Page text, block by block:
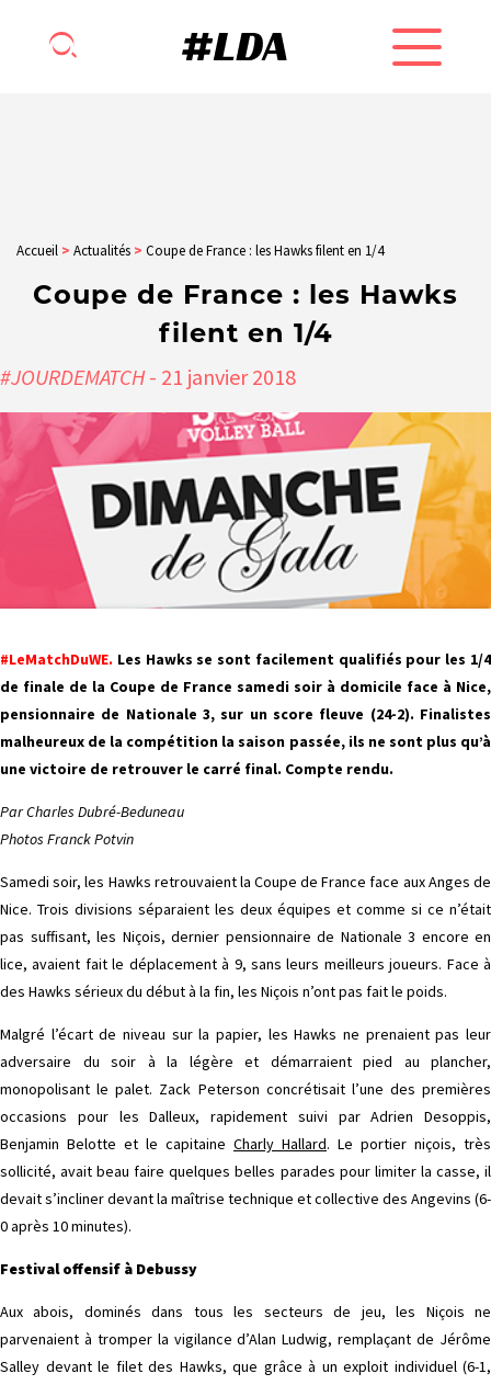
Accueil > Actualités > Coupe de France : les Hawks filent en 1/4
Coupe de France : les Hawks
filent en 1/4
#JOURDEMATCH- 21 janvier2018
#LeMatchDuWE. Les Hawks se sont facilement qualifiés pour les 1/4
de finale de la Coupe de France samedi soir à domicile face à Nice,
pensionnaire de Nationale 3, sur un score fleuve (24-2). Finalistes
malheureux de la compétition la saison passée, ils ne sont plus qu’à
une victoire de retrouver le carré final. Compte rendu.
Par Charles Dubré-Beduneau
Photos Franck Potvin
Samedi soir, les Hawks retrouvaient la Coupe de France face aux Anges de
Nice. Trois divisions séparaient les deux équipes et comme si ce n’était
pas suffisant, les Niçois, dernier pensionnaire de Nationale 3 encore en
lice, avaient fait le déplacement à 9, sans leurs meilleurs joueurs. Face à
des Hawks sérieux du début à la fin, les Niçois n’ont pas fait le poids.
Malgré l’écart de niveau sur la papier, les Hawks ne prenaient pas leur
adversaire du soir à la légère et démarraient pied au plancher,
monopolisant le palet. Zack Peterson concrétisait l’une des premières
occasions pour les Dalleux, rapidement suivi par Adrien Desoppis,
Benjamin Belotte et le capitaine Charly Hallard. Le portier niçois, très
sollicité, avait beau faire quelques belles parades pour limiter la casse, il
devait s’incliner devant la maîtrise technique et collective des Angevins (6-
0 après 10 minutes).
Festival offensif à Debussy
Aux abois, dominés dans tous les secteurs de jeu, les Niçois ne
parvenaient à tromper la vigilance d’Alan Ludwig, remplaçant de Jérôme
Salley devant le filet des Hawks, que grâce à un exploit individuel (6-1,